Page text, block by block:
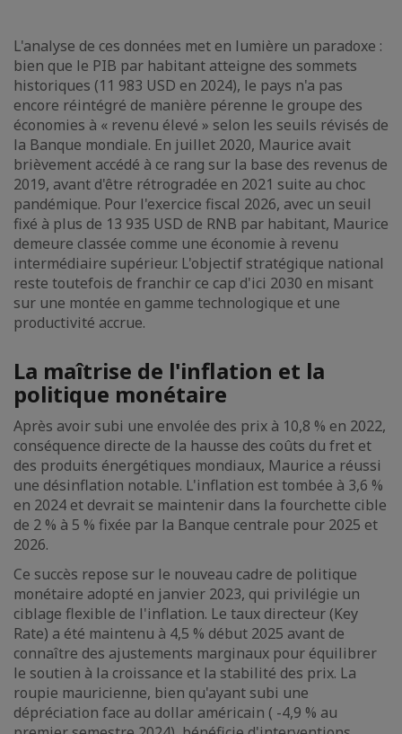
L'analyse de ces données met en lumière un paradoxe :
bien que le PIB par habitant atteigne des sommets
historiques (11 983 USD en 2024), le pays n'a pas
encore réintégré de manière pérenne le groupe des
économies à « revenu élevé » selon les seuils révisés de
la Banque mondiale. En juillet 2020, Maurice avait
brièvement accédé à ce rang sur la base des revenus de
2019, avant d'être rétrogradée en 2021 suite au choc
pandémique. Pour l'exercice fiscal 2026, avec un seuil
fixé à plus de 13 935 USD de RNB par habitant, Maurice
demeure classée comme une économie à revenu
intermédiaire supérieur. L'objectif stratégique national
reste toutefois de franchir ce cap d'ici 2030 en misant
sur une montée en gamme technologique et une
productivité accrue.
La maîtrise de l'inflation et la
politique monétaire
Après avoir subi une envolée des prix à 10,8 % en 2022,
conséquence directe de la hausse des coûts du fret et
des produits énergétiques mondiaux, Maurice a réussi
une désinflation notable. L'inflation est tombée à 3,6 %
en 2024 et devrait se maintenir dans la fourchette cible
de 2 % à 5 % fixée par la Banque centrale pour 2025 et
2026.
Ce succès repose sur le nouveau cadre de politique
monétaire adopté en janvier 2023, qui privilégie un
ciblage flexible de l'inflation. Le taux directeur (Key
Rate) a été maintenu à 4,5 % début 2025 avant de
connaître des ajustements marginaux pour équilibrer
le soutien à la croissance et la stabilité des prix. La
roupie mauricienne, bien qu'ayant subi une
dépréciation face au dollar américain ( -4,9 % au